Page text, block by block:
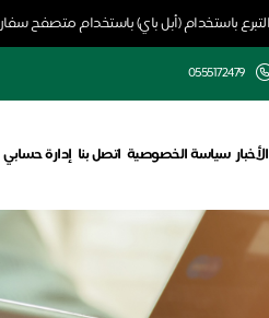
باستخدام (أبل باي) باستخدام متصفح
0555172479
الأخبار سياسة الخصوصية اتصل بنا إدارة حسابي